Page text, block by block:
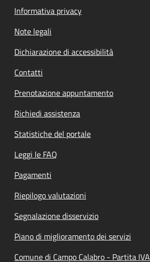
Informativa privacy
Note legali
Dichiarazione di accessibilità
Contatti
Prenotazione appuntamento
Richiedi assistenza
Statistiche del portale
Leggi le FAQ
Pagamenti
Riepilogo valutazioni
Segnalazione disservizio
Piano di miglioramento dei servizi
Comune di Campo Calabro - Partita IVA